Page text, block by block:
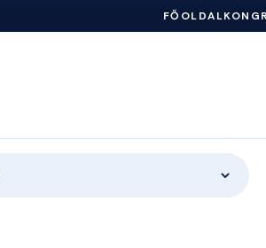
FŐOLDAL